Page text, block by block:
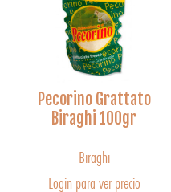
Pecorino Grattato
Biraghi 100gr
Biraghi
Login para ver precio